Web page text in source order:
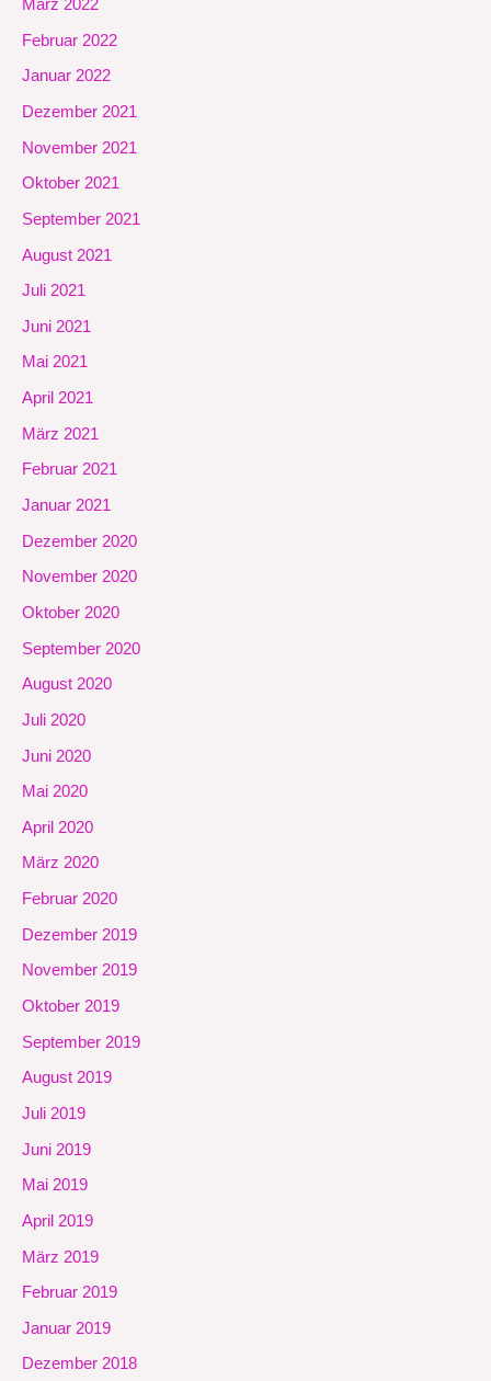
März 2022
Februar 2022
Januar 2022
Dezember 2021
November 2021
Oktober 2021
September 2021
August 2021
Juli 2021
Juni 2021
Mai 2021
April 2021
März 2021
Februar 2021
Januar 2021
Dezember 2020
November 2020
Oktober 2020
September 2020
August 2020
Juli 2020
Juni 2020
Mai 2020
April 2020
März 2020
Februar 2020
Dezember 2019
November 2019
Oktober 2019
September 2019
August 2019
Juli 2019
Juni 2019
Mai 2019
April 2019
März 2019
Februar 2019
Januar 2019
Dezember 2018